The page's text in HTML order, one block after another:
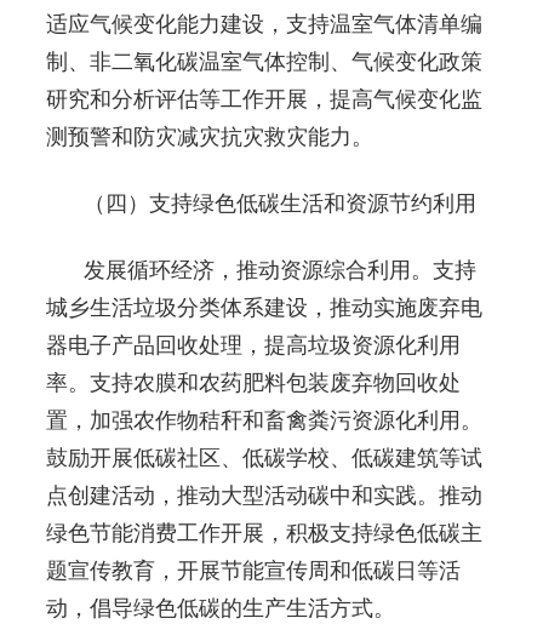
适应气候变化能力建设，支持温室气体清单编
制、非二氧化碳温室气体控制、气候变化政策
研究和分析评估等工作开展，提高气候变化监
测预警和防灾减灾抗灾救灾能力。
（四）支持绿色低碳生活和资源节约利用
发展循环经济，推动资源综合利用。支持
城乡生活垃圾分类体系建设，推动实施废弃电
器电子产品回收处理，提高垃圾资源化利用
率。支持农膜和农药肥料包装废弃物回收处
置，加强农作物秸秆和畜禽粪污资源化利用。
鼓励开展低碳社区、低碳学校、低碳建筑等试
点创建活动，推动大型活动碳中和实践。推动
绿色节能消费工作开展，积极支持绿色低碳主
题宣传教育，开展节能宣传周和低碳日等活
动，倡导绿色低碳的生产生活方式。